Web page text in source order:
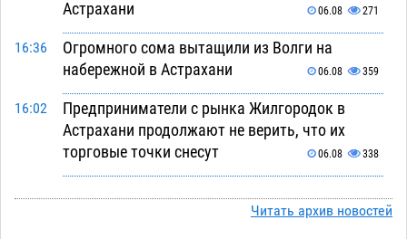
Астрахани 06.08 271
16:36
Огромного сома вытащили из Волги на
набережной в Астрахани
06.08 359
16:02
Предприниматели с рынка Жилгородок в
Астрахани продолжают не верить, что их
торговые точки снесут
06.08 338
на новой серебряной монете Банка России
Читать архив новостей